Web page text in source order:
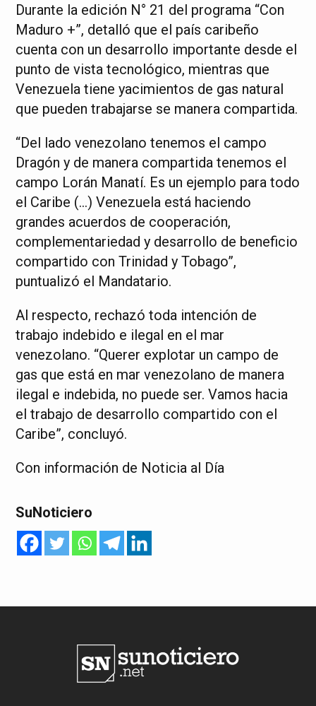
Durante la edición N° 21 del programa “Con
Maduro +”, detalló que el país caribeño
cuenta con un desarrollo importante desde el
punto de vista tecnológico, mientras que
Venezuela tiene yacimientos de gas natural
que pueden trabajarse se manera compartida.
“Del lado venezolano tenemos el campo
Dragón y de manera compartida tenemos el
campo Lorán Manatí. Es un ejemplo para todo
el Caribe (…) Venezuela está haciendo
grandes acuerdos de cooperación,
complementariedad y desarrollo de beneficio
compartido con Trinidad y Tobago”,
puntualizó el Mandatario.
Al respecto, rechazó toda intención de
trabajo indebido e ilegal en el mar
venezolano. “Querer explotar un campo de
gas que está en mar venezolano de manera
ilegal e indebida, no puede ser. Vamos hacia
el trabajo de desarrollo compartido con el
Caribe”, concluyó.
Con información de Noticia al Día
SuNoticiero